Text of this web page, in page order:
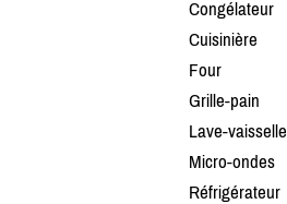
Congélateur
Cuisinière
Four
Grille-pain
Lave-vaisselle
Micro-ondes
Réfrigérateur